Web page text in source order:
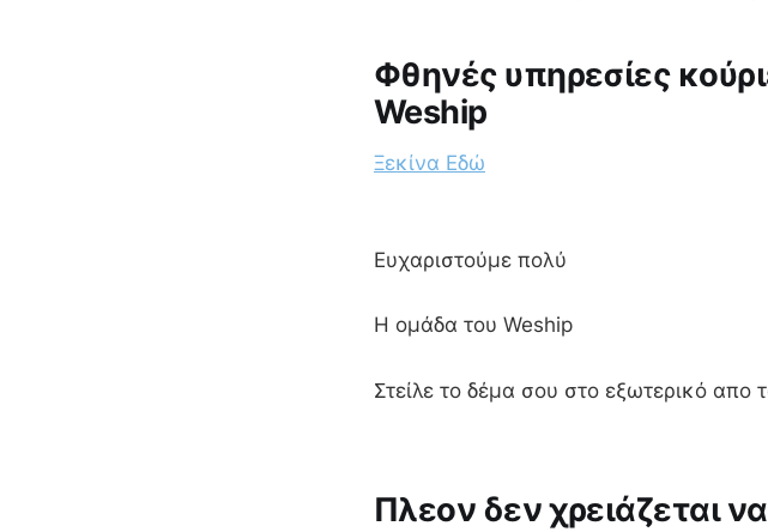
Φθηνές υπηρεσίες
Weship
Ξεκίνα Εδώ
Ευχαριστούμε πολύ
Η ομάδα του Weship
Στείλε το δέμα σου στο εξωτερικό απο
Πλεον δεν χρειάζεται